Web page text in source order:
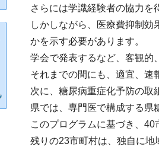
さらには学識経験者の協力を
しかしながら、医療費抑制
かを示す必要があります。
学会で発表するなど、客観的
それまでの間にも、適宜、速
次に、糖尿病重症化予防の取
県では、専門医で構成する県
このプログラムに基づき、
残りの23市町村は、独自に地